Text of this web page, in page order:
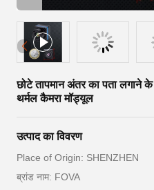
छोटे तापमान अंतर का पता लगाने
थर्मल कैमरा मॉड्यूल
उत्पाद का विवरण
Place of Origin: SHENZHEN
ब्रांड नाम: FOVA